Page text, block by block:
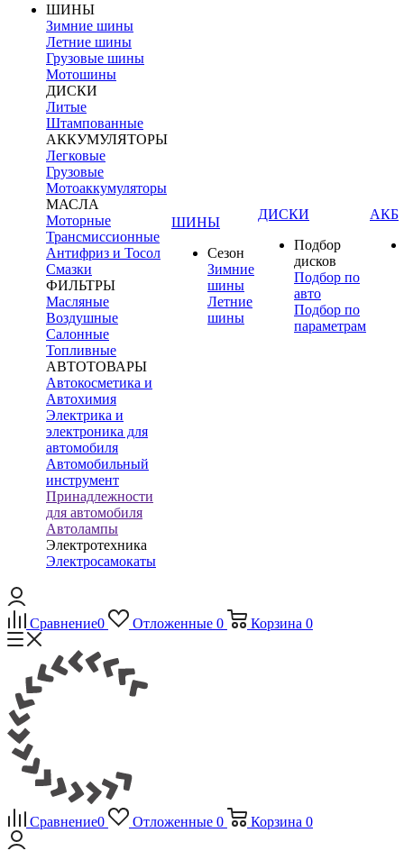
ШИНЫ
Зимние шины
Летние шины
Грузовые шины
Мотошины
ДИСКИ
Литые
Штампованные
АККУМУЛЯТОРЫ
Легковые
Грузовые
Мотоаккумуляторы
МАСЛА
Моторные
Трансмиссионные
Антифриз и Тосол
Смазки
ФИЛЬТРЫ
Масляные
Воздушные
Салонные
Топливные
АВТОТОВАРЫ
Автокосметика и
Автохимия
Электрика и
электроника для
автомобиля
Автомобильный
инструмент
Принадлежности
для автомобиля
Автолампы
Электротехника
Электросамокаты
ШИНЫ
Сезон
Зимние
шины
Летние
шины
ДИСКИ
Подбор
дисков
Подбор по
авто
Подбор по
параметрам
АКБ
Сравнение0 Отложенные 0 Корзина 0
Сравнение0 Отложенные 0 Корзина 0